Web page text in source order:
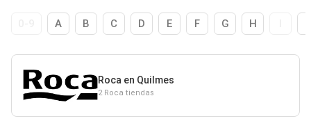
A B C D E F G H
Roca en Quilmes
2 Roca tiendas